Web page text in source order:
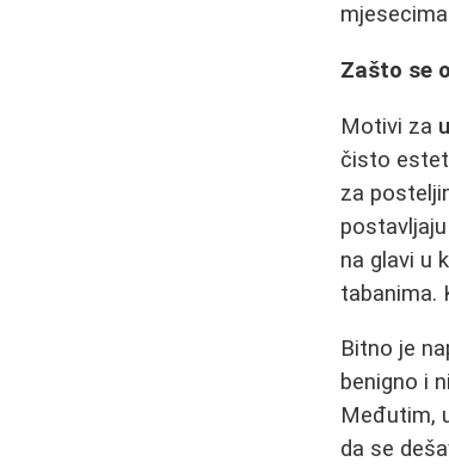
Zašto se
Motivi za
čisto
za
na glavi u
tabanima.
Bitno je
benigno i
Međutim,
da se